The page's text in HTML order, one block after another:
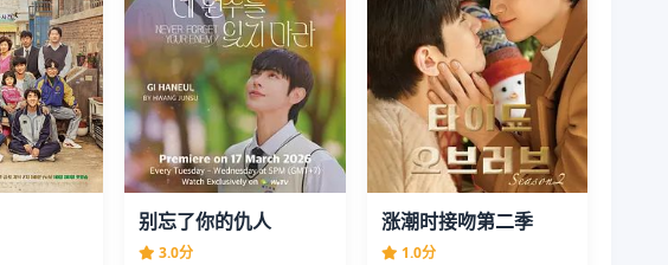
别忘了你的仇人
3.0分
涨潮时接吻第二季
1.0分